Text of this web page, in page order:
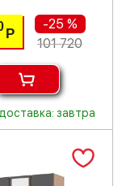
Р
-25 %
101 720
доставка: завтра